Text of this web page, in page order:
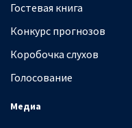
Гостевая книга
Конкурс прогнозов
Коробочка слухов
Голосование
Медиа